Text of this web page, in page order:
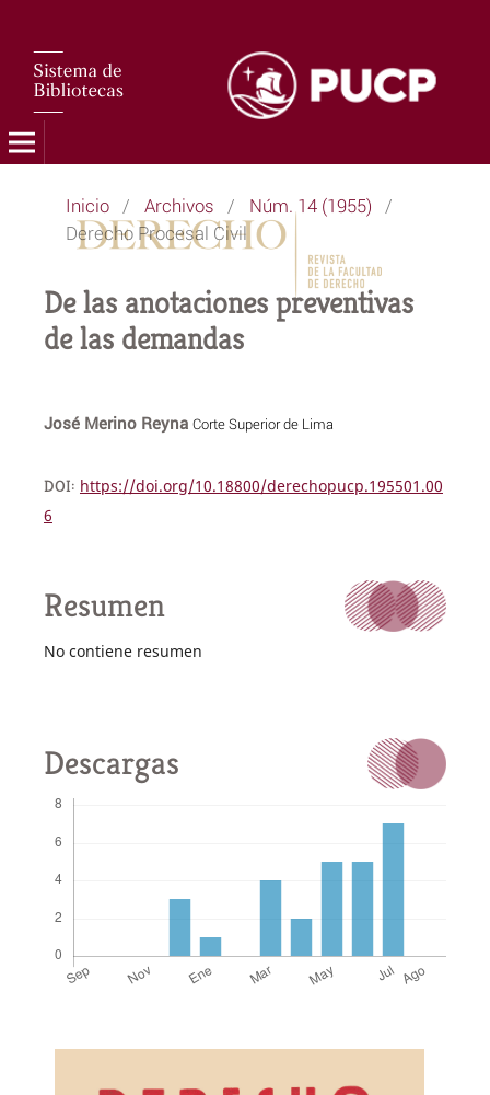
Inicio / Archivos / Núm. 14 (1955) /
Derecho Procesal Civil
De las anotaciones preventivas
de las demandas
José Merino Reyna Corte Superior de Lima
DOI: https://doi.org/10.18800/derechopucp.195501.00
6
Resumen
No contiene resumen
Descargas